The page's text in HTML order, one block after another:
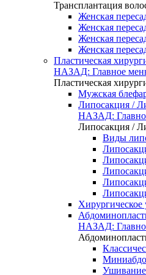
Трансплантация
Женская
Женская
Женская
Женская
Пластическая
НАЗАД: Главное
Пластическая
Мужская
Липосакция /
НАЗАД:
Липосакция /
Виды
Хирургическое
НАЗАД:
Ушивание